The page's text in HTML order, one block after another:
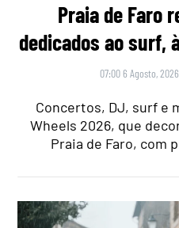
Praia de Faro
dedicados ao surf,
07:00 6 Agosto, 2026
Concertos, DJ, surf e
Wheels 2026, que
Praia de Faro, com